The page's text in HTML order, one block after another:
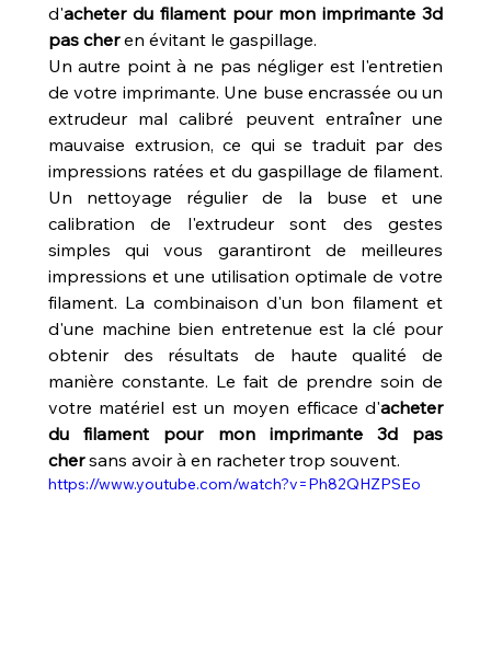
d'acheter du filament pour mon imprimante 3d
pas cher en évitant le gaspillage.
Un autre point à ne pas négliger est l'entretien
de votre imprimante. Une buse encrassée ou un
extrudeur mal calibré peuvent entraîner une
mauvaise extrusion, ce qui se traduit par des
impressions ratées et du gaspillage de filament.
Un nettoyage régulier de la buse et une
calibration de l'extrudeur sont des gestes
simples qui vous garantiront de meilleures
impressions et une utilisation optimale de votre
filament. La combinaison d'un bon filament et
d'une machine bien entretenue est la clé pour
obtenir des résultats de haute qualité de
manière constante. Le fait de prendre soin de
votre matériel est un moyen efficace d'acheter
du filament pour mon imprimante 3d pas
cher sans avoir à en racheter trop souvent.
https://www.youtube.com/watch?v=Ph82QHZPSEo